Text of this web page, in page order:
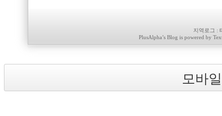
지역로그 :
PlusAlpha’s Blog is powered by
모바